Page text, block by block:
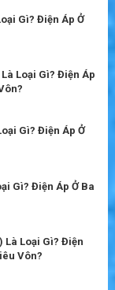
Gì? Điện Áp Ở
Loại Gì? Điện Áp
Gì? Điện Áp Ở
Gì? Điện Áp Ở Ba
Là Loại Gì? Điện
Vôn?